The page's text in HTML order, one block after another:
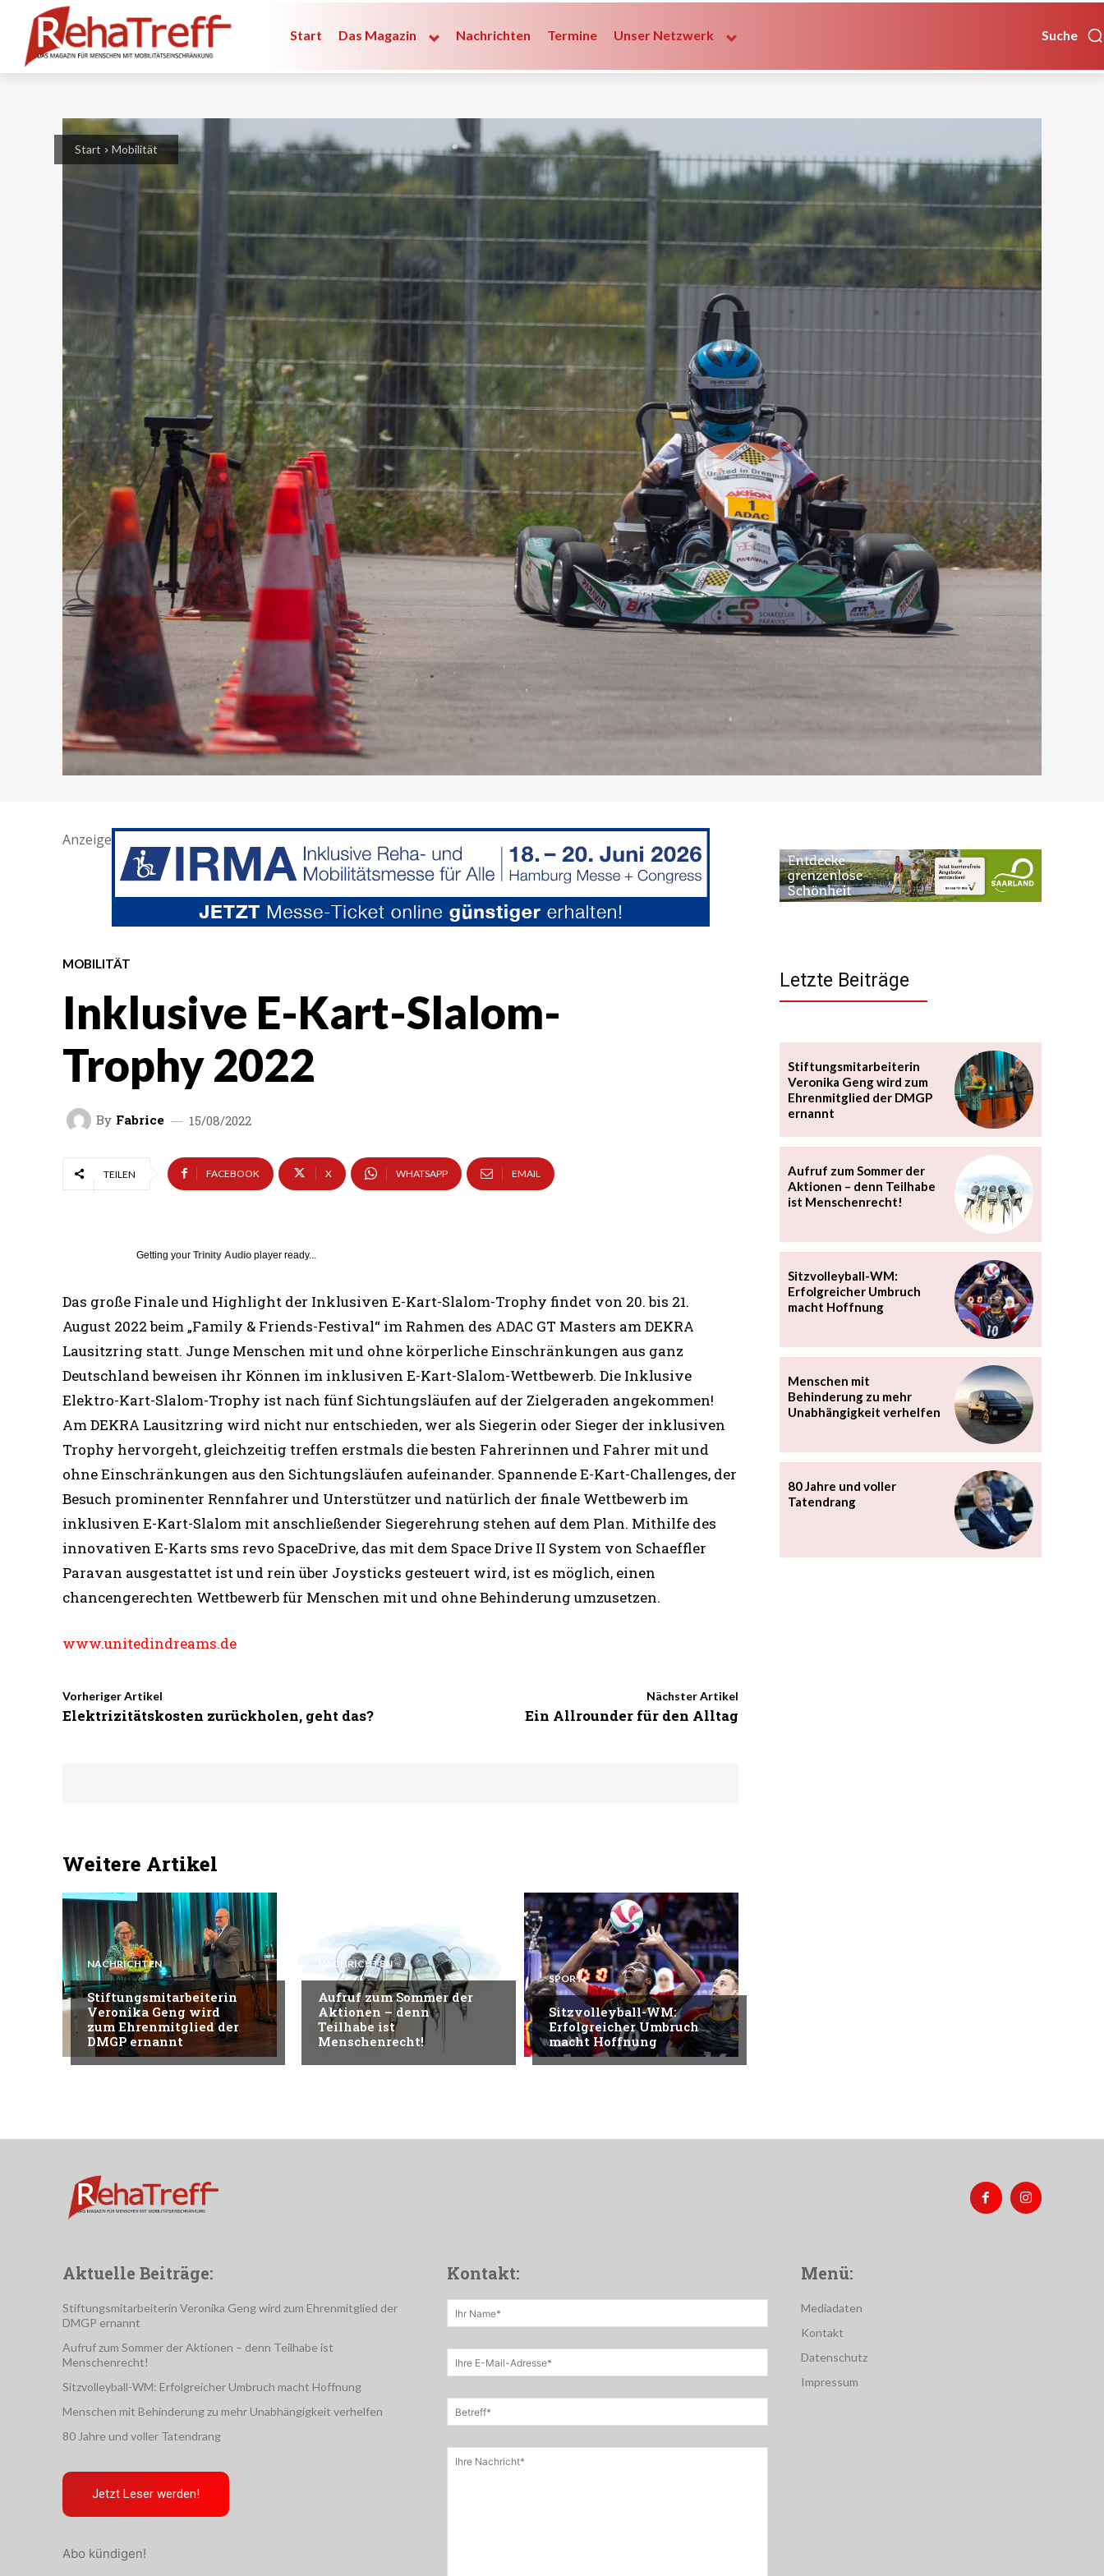
Suche
Start Das Magazin Nachrichten Termine Unser Netzwerk
Start Mobilität
Anzeige
MOBILITÄT
Inklusive E-Kart-Slalom-
Trophy 2022
By Fabrice 15/08/2022
TEILEN FACEBOOK X WHATSAPP EMAIL
Getting your Trinity Audio player ready...
Das große Finale und Highlight der Inklusiven E-Kart-Slalom-Trophy findet von 20. bis 21.
August 2022 beim „Family & Friends-Festival“ im Rahmen des ADAC GT Masters am DEKRA
Lausitzring statt. Junge Menschen mit und ohne körperliche Einschränkungen aus ganz
Deutschland beweisen ihr Können im inklusiven E-Kart-Slalom-Wettbewerb. Die Inklusive
Elektro-Kart-Slalom-Trophy ist nach fünf Sichtungsläufen auf der Zielgeraden angekommen!
Am DEKRA Lausitzring wird nicht nur entschieden, wer als Siegerin oder Sieger der inklusiven
Trophy hervorgeht, gleichzeitig treffen erstmals die besten Fahrerinnen und Fahrer mit und
ohne Einschränkungen aus den Sichtungsläufen aufeinander. Spannende E-Kart-Challenges, der
Besuch prominenter Rennfahrer und Unterstützer und natürlich der finale Wettbewerb im
inklusiven E-Kart-Slalom mit anschließender Siegerehrung stehen auf dem Plan. Mithilfe des
innovativen E-Karts sms revo SpaceDrive, das mit dem Space Drive II System von Schaeffler
Paravan ausgestattet ist und rein über Joysticks gesteuert wird, ist es möglich, einen
chancengerechten Wettbewerb für Menschen mit und ohne Behinderung umzusetzen.
www.unitedindreams.de
Vorheriger Artikel
Elektrizitätskosten zurückholen, geht das?
Nächster Artikel
Ein Allrounder für den Alltag
Weitere Artikel
NACHRICHTEN
Stiftungsmitarbeiterin
Veronika Geng wird
zum Ehrenmitglied der
DMGP ernannt
NACHRICHTEN
Aufruf zum Sommer der
Aktionen – denn
Teilhabe ist
Menschenrecht!
SPORT
Sitzvolleyball-WM:
Erfolgreicher Umbruch
macht Hoffnung
Letzte Beiträge
Stiftungsmitarbeiterin
Veronika Geng wird zum
Ehrenmitglied der DMGP
ernannt
Aufruf zum Sommer der
Aktionen – denn Teilhabe
ist Menschenrecht!
Sitzvolleyball-WM:
Erfolgreicher Umbruch
macht Hoffnung
Menschen mit
Behinderung zu mehr
Unabhängigkeit verhelfen
80 Jahre und voller
Tatendrang
Aktuelle Beiträge:
Stiftungsmitarbeiterin Veronika Geng wird zum Ehrenmitglied der
DMGP ernannt
Aufruf zum Sommer der Aktionen – denn Teilhabe ist
Menschenrecht!
Sitzvolleyball-WM: Erfolgreicher Umbruch macht Hoffnung
Menschen mit Behinderung zu mehr Unabhängigkeit verhelfen
80 Jahre und voller Tatendrang
Jetzt Leser werden!
Abo kündigen!
Kontakt: Menü:
Mediadaten
Kontakt
Datenschutz
Impressum